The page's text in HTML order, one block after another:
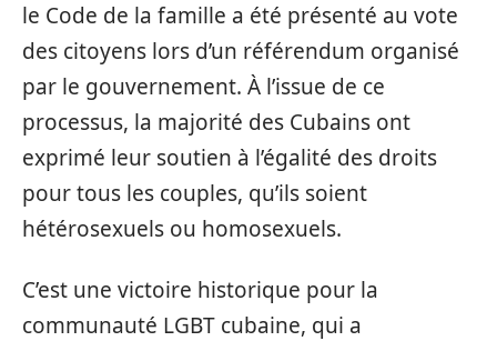
le Code de la famille a été présenté au vote
des citoyens lors d’un référendum organisé
par le gouvernement. À l’issue de ce
processus, la majorité des Cubains ont
exprimé leur soutien à l’égalité des droits
pour tous les couples, qu’ils soient
hétérosexuels ou homosexuels.
C’est une victoire historique pour la
communauté LGBT cubaine, qui a